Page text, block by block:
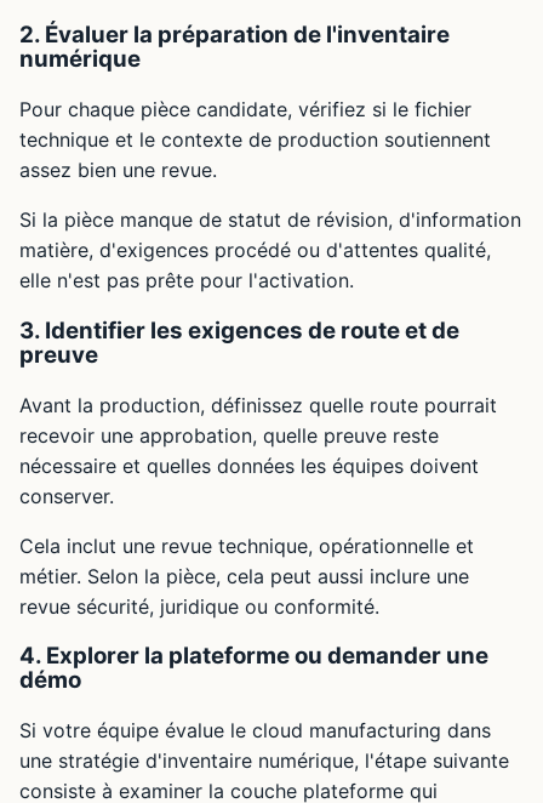
2. Évaluer la préparation de l'inventaire
numérique
Pour chaque pièce candidate, vérifiez si le fichier
technique et le contexte de production soutiennent
assez bien une revue.
Si la pièce manque de statut de révision, d'information
matière, d'exigences procédé ou d'attentes qualité,
elle n'est pas prête pour l'activation.
3. Identifier les exigences de route et de
preuve
Avant la production, définissez quelle route pourrait
recevoir une approbation, quelle preuve reste
nécessaire et quelles données les équipes doivent
conserver.
Cela inclut une revue technique, opérationnelle et
métier. Selon la pièce, cela peut aussi inclure une
revue sécurité, juridique ou conformité.
4. Explorer la plateforme ou demander une
démo
Si votre équipe évalue le cloud manufacturing dans
une stratégie d'inventaire numérique, l'étape suivante
consiste à examiner la couche plateforme qui